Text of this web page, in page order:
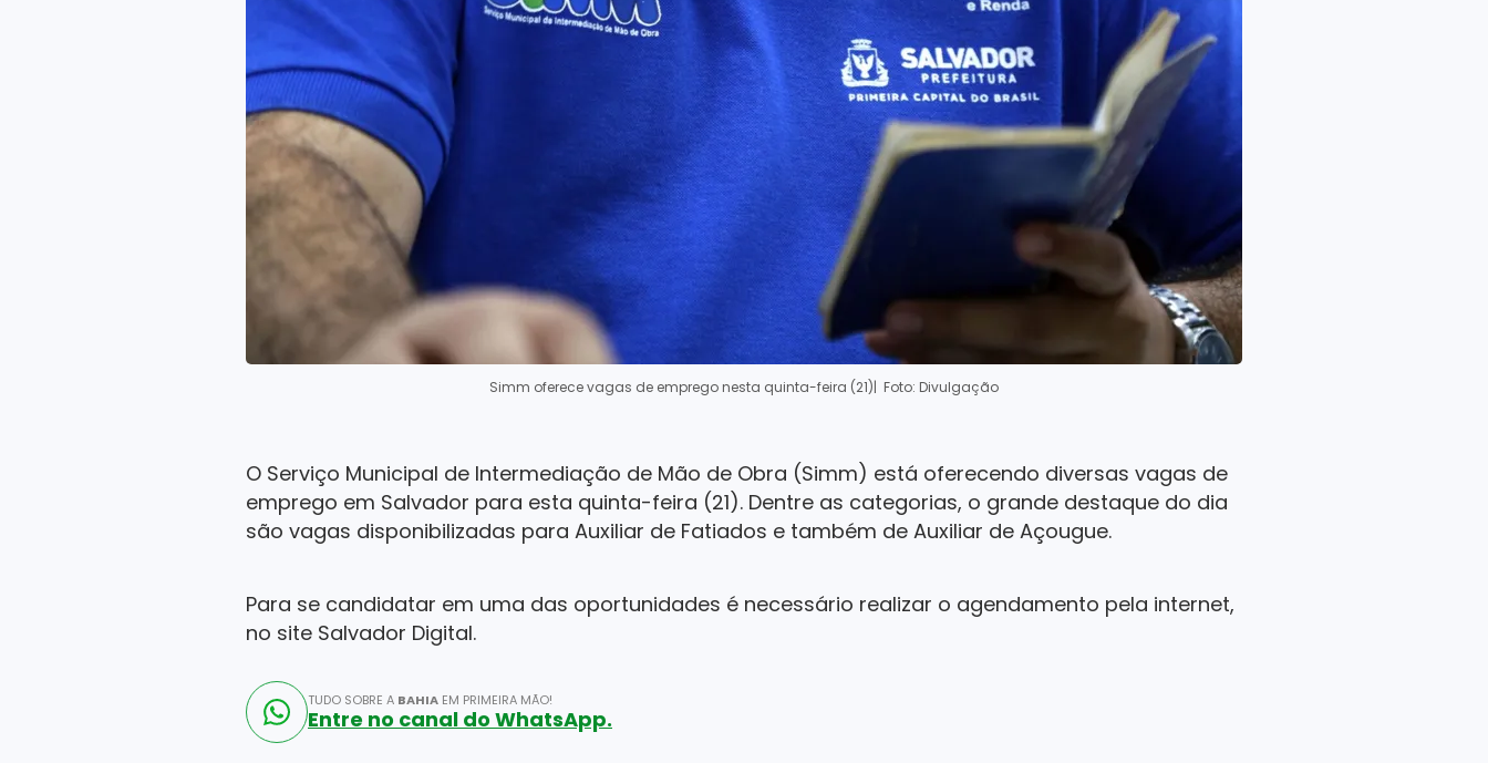
Simm oferece vagas de emprego nesta quinta-feira (21)| Foto: Divulgação
O Serviço Municipal de Intermediação de Mão de Obra (Simm) está oferecendo diversas vagas de
emprego em Salvador para esta quinta-feira (21). Dentre as categorias, o grande destaque do dia
são vagas disponibilizadas para Auxiliar de Fatiados e também de Auxiliar de Açougue.
Para se candidatar em uma das oportunidades é necessário realizar o agendamento pela internet,
no site Salvador Digital.
TUDO SOBRE A BAHIA EM PRIMEIRA MÃO!
Entre no canal do WhatsApp.